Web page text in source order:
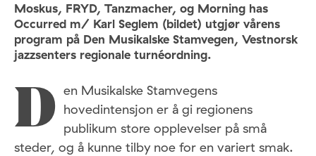
Moskus, FRYD, Tanzmacher, og Morning has
Occurred m/ Karl Seglem (bildet) utgjør vårens
program på Den Musikalske Stamvegen, Vestnorsk
jazzsenters regionale turnéordning.
D en Musikalske Stamvegens
hovedintensjon er å gi regionens
publikum store opplevelser på små
steder, og å kunne tilby noe for en variert smak.